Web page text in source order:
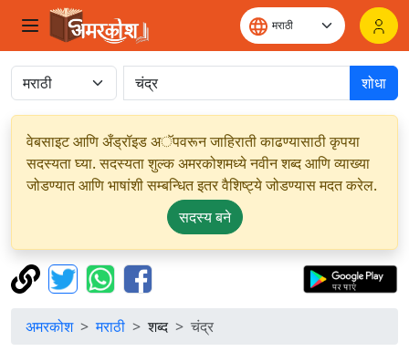
शोधा
वेबसाइट आणि अँड्रॉइड अॅपवरून जाहिराती काढण्यासाठी कृपया
सदस्यता घ्या. सदस्यता शुल्क अमरकोशमध्ये नवीन शब्द आणि व्याख्या
जोडण्यात आणि भाषांशी सम्बन्धित इतर वैशिष्ट्ये जोडण्यास मदत करेल.
सदस्य बने
अमरकोश मराठी शब्द चंद्र